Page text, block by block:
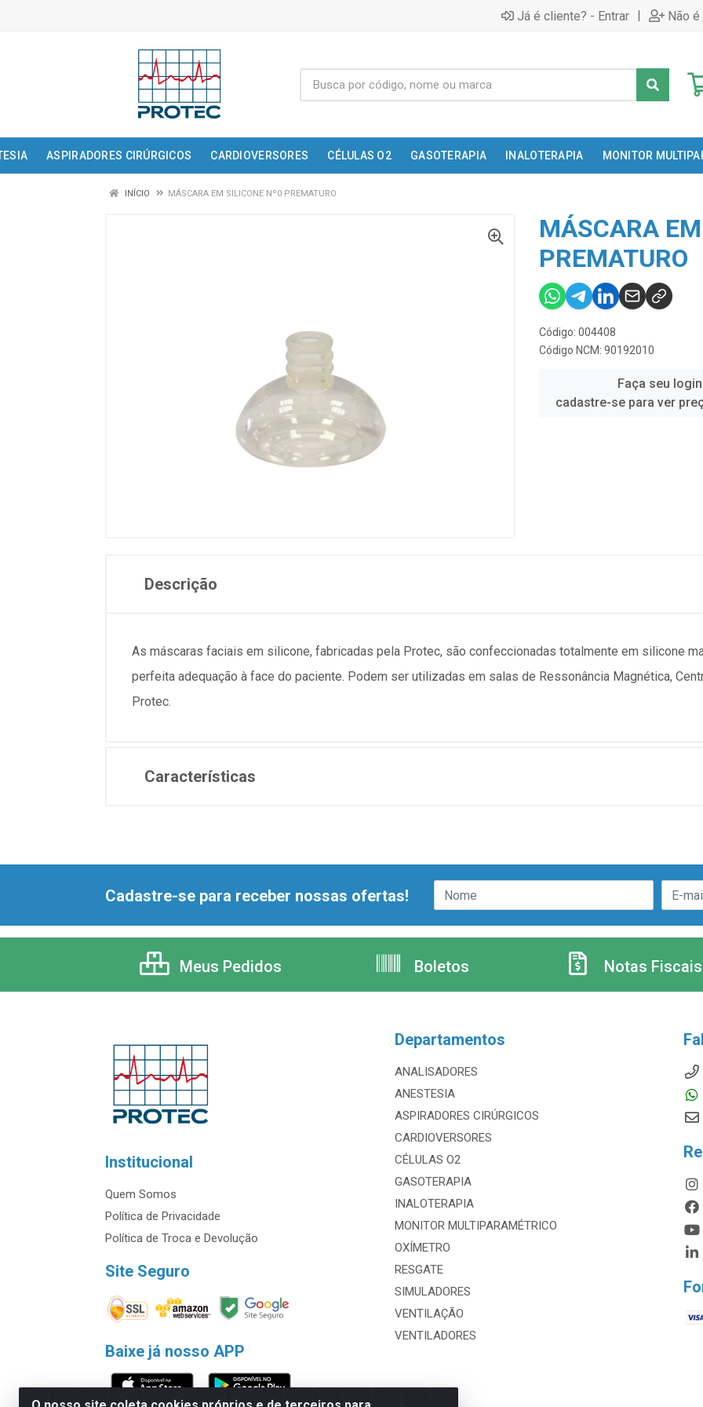
Já é cliente? - Entrar | Não
ASPIRADORES CIRÚRGICOS CARDIOVERSORES CÉLULAS O2 GASOTERAPIA INALOTERAPIA MONITOR
INÍCIO MÁSCARA EM SILICONE Nº0 PREMATURO
MÁSCARA
PREMATURO
Código: 004408
Código NCM: 90192010
Faça seu
cadastre-se para ver
Descrição
As máscaras faciais em silicone, fabricadas pela Protec, são confeccionadas totalmente em silicone
perfeita adequação à face do paciente. Podem ser utilizadas em salas de Ressonância Magnética,
Protec.
Características
Cadastre-se para receber nossas ofertas!
Meus Pedidos Boletos Notas Fiscais
Institucional
Quem Somos
Política de Privacidade
Política de Troca e Devolução
Site Seguro
Baixe já nosso APP
Departamentos
ANALISADORES
ANESTESIA
ASPIRADORES CIRÚRGICOS
CARDIOVERSORES
CÉLULAS O2
GASOTERAPIA
INALOTERAPIA
MONITOR MULTIPARAMÉTRICO
OXÍMETRO
RESGATE
SIMULADORES
VENTILAÇÃO
VENTILADORES